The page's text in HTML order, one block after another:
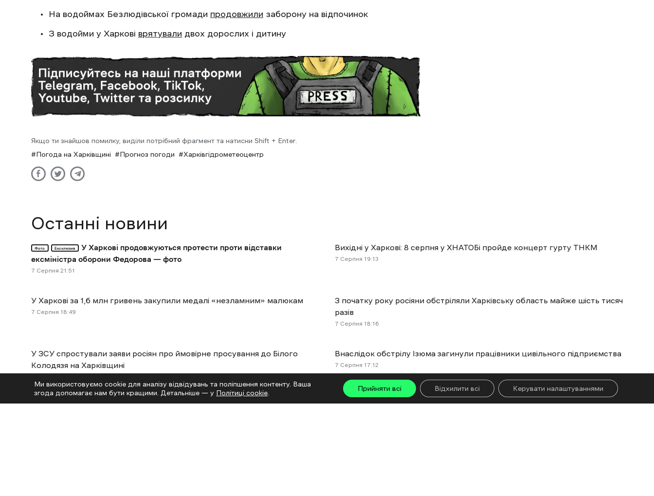
На водоймах Безлюдівської громади продовжили заборону на відпочинок
З водойми у Харкові врятували двох дорослих і дитину
Якщо ти знайшов помилку, виділи потрібний фрагмент та натисни Shift + Enter.
Погода на Харківщині
Прогноз погоди Харківгідрометеоцентр
Останні новини
Фото Ексклюзив
У Харкові продовжуються протести проти відставки
ексміністра оборони Федорова — фото
7 Cерпня 21:51
Вихідні у Харкові: 8 серпня у ХНАТОБі пройде концерт гурту ТНКМ
7 Cерпня 19:13
У Харкові за 1,6 млн гривень закупили медалі «незламним» малюкам
7 Cерпня 18:49
З початку року росіяни обстріляли Харківську область майже шість тисяч
разів
7 Cерпня 18:16
У ЗСУ спростували заяви росіян про ймовірне просування до Білого
Колодязя на Харківщині
Внаслідок обстрілу Ізюма загинули працівники цивільного підприємства
7 Cерпня 17:12
Ми використовуємо cookie для аналізу відвідувань та поліпшення контенту. Ваша
згода допомагає нам бути кращими. Детальніше — у Політиці cookie
Прийняти всі Відхилити всі Керувати налаштуваннями